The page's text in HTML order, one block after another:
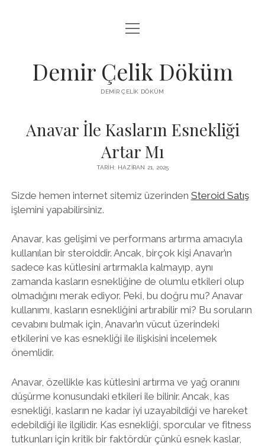
LISTE
ŞIFRESIZ INSTAGRAM BEĞENI KASMA
menüyü
aç
Demir Çelik Döküm
DEMIR ÇELIK DÖKÜM
Anavar İle Kasların Esnekliği
Artar Mı
TARIH: HAZIRAN 21, 2025
Sizde hemen internet sitemiz üzerinden Steroid Satış
işlemini yapabilirsiniz.
Anavar, kas gelişimi ve performans artırma amacıyla
kullanılan bir steroiddir. Ancak, birçok kişi Anavar’ın
sadece kas kütlesini artırmakla kalmayıp, aynı
zamanda kasların esnekliğine de olumlu etkileri olup
olmadığını merak ediyor. Peki, bu doğru mu? Anavar
kullanımı, kasların esnekliğini artırabilir mi? Bu soruların
cevabını bulmak için, Anavar’ın vücut üzerindeki
etkilerini ve kas esnekliği ile ilişkisini incelemek
önemlidir.
Anavar, özellikle kas kütlesini artırma ve yağ oranını
düşürme konusundaki etkileri ile bilinir. Ancak, kas
esnekliği, kasların ne kadar iyi uzayabildiği ve hareket
edebildiği ile ilgilidir. Kas esnekliği, sporcular ve fitness
tutkunları için kritik bir faktördür çünkü esnek kaslar,